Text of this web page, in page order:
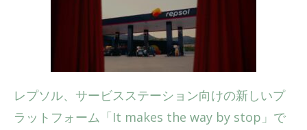
レプソル、サービスステーション向けの新しいプ
ラットフォーム「It makes the way by stop」で